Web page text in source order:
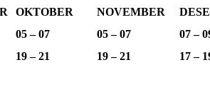
OKTOBER NOVEMBER
05 – 07 05 – 07
07 –
19 – 21 19 – 21 17 –